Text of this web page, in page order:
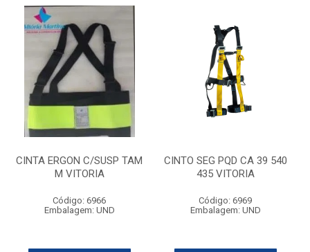
CINTA ERGON C/SUSP TAM
M VITORIA
Código: 6966
Embalagem: UND
CINTO SEG PQD CA 39 540
435 VITORIA
Código: 6969
Embalagem: UND